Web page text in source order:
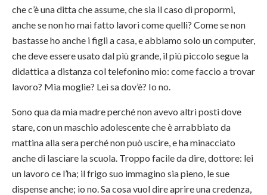
che c’è una ditta che assume, che sia il caso di propormi,
anche se non ho mai fatto lavori come quelli? Come se non
bastasse ho anche i figli a casa, e abbiamo solo un computer,
che deve essere usato dal più grande, il più piccolo segue la
didattica a distanza col telefonino mio: come faccio a trovar
lavoro? Mia moglie? Lei sa dov’è? Io no.
Sono qua da mia madre perché non avevo altri posti dove
stare, con un maschio adolescente che è arrabbiato da
mattina alla sera perché non può uscire, e ha minacciato
anche di lasciare la scuola. Troppo facile da dire, dottore: lei
un lavoro ce l’ha; il frigo suo immagino sia pieno, le sue
dispense anche; io no. Sa cosa vuol dire aprire una credenza,